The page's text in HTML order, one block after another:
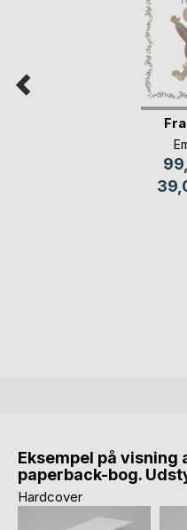
Eksempel på visning
paperback-bog.
Hardcover